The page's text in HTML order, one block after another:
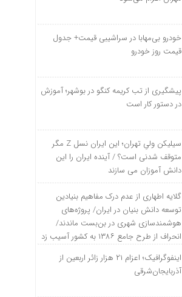
خودرو بی‌مهابا در سراشیبی قیمت+ جدول
قیمت روز خودرو
پیشگیری از تب کریمه کنگو در بوشهر؛ آموزش
در دستور کار است
سیلیکن ولیِ تهران؛ این ایران نسل Z مگر
متوقف شدنی است؟ / آینده ایران را این
دانش آموزان می سازند
گلایه اطهاری از عدم درک مفاهیم بنیادین
توسعه دانش بنیان در ایران/ پروژه‌های
هوشمندسازی شهری در بن‌بست ماندند/
انحراف از طرح جامع ۱۳۸۶ به کشور آسیب زد
اینفوگرافیک؛ اعزام ۲۱ هزار زائر اربعین از
آذربایجان‌شرقی